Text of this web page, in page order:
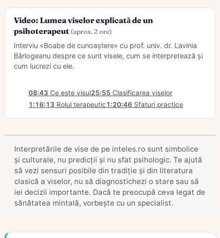
Video: Lumea viselor explicată de un
psihoterapeut (aprox. 2 ore)
Interviu «Boabe de cunoaștere» cu prof. univ. dr. Lavinia
Bârlogeanu despre ce sunt visele, cum se interpretează și
cum lucrezi cu ele.
08:43 Ce este visul25:55 Clasificarea viselor
1:16:13 Rolul terapeutic1:20:46Sfaturi practice
Interpretările de vise de pe inteles.ro sunt simbolice
și culturale, nu predicții și nu sfat psihologic. Te ajută
să vezi sensuri posibile din tradiție și din literatura
clasică a viselor, nu să diagnostichezi o stare sau să
iei decizii importante. Dacă te preocupă ceva legat de
sănătatea mintală, vorbește cu un specialist.